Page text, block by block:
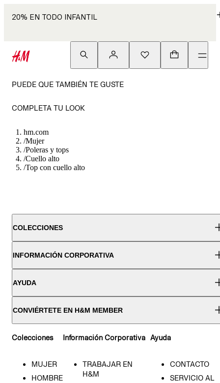
20% EN TODO INFANTIL
PUEDE QUE TAMBIÉN TE GUSTE
COMPLETA TU LOOK
hm.com
/Mujer
/Poleras y tops
/Cuello alto
/Top con cuello alto
COLECCIONES
INFORMACIÓN CORPORATIVA
AYUDA
CONVIÉRTETE EN H&M MEMBER
Colecciones
MUJER
HOMBRE
Información Corporativa
TRABAJAR EN
H&M
Ayuda
CONTACTO
SERVICIO AL